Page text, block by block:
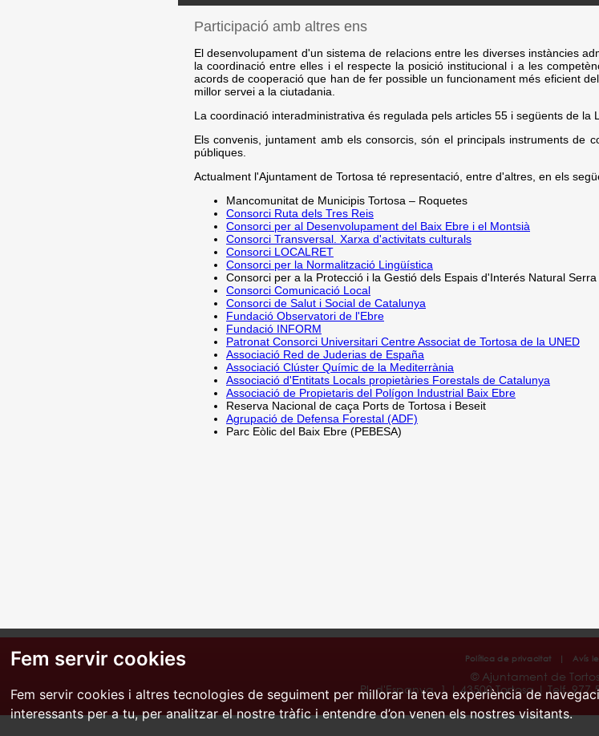
Fem servir cookies
Fem servir cookies i altres tecnologies de seguiment per millorar la teva experiència de
interessants per a tu, per analitzar el nostre tràfic i entendre d’on venen els nostres visitants.
Participació amb altres ens
El desenvolupament d'un sistema de relacions entre les diverses instàncies
la coordinació entre elles i el respecte la posició institucional i a les
acords de cooperació que han de fer possible un funcionament més eficient
millor servei a la ciutadania.
La coordinació interadministrativa és regulada pels articles 55 i següents de la
Els convenis, juntament amb els consorcis, són el principals instruments de
públiques.
Actualment l'Ajuntament de Tortosa té representació, entre d'altres, en els
Mancomunitat de Municipis Tortosa – Roquetes
Consorci Ruta dels Tres Reis
Consorci per al Desenvolupament del Baix Ebre i el Montsià
Consorci Transversal. Xarxa d'activitats culturals
Consorci LOCALRET
Consorci per la Normalització Lingüística
Consorci per a la Protecció i la Gestió dels Espais d'Interés Natural
Consorci Comunicació Local
Consorci de Salut i Social de Catalunya
Fundació Observatori de l'Ebre
Fundació INFORM
Patronat Consorci Universitari Centre Associat de Tortosa de la UNED
Associació Red de Juderias de España
Associació Clúster Químic de la Mediterrània
Associació d'Entitats Locals propietàries Forestals de Catalunya
Associació de Propietaris del Polígon Industrial Baix Ebre
Reserva Nacional de caça Ports de Tortosa i Beseit
Agrupació de Defensa Forestal (ADF)
Parc Eòlic del Baix Ebre (PEBESA)
Política de privacitat | Avís
© Ajuntament de
Pl. d'Espanya, 1 | 43500 Tortosa | Telf. 977